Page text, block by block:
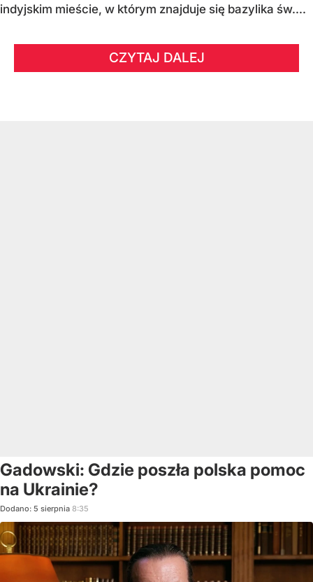
indyjskim mieście, w którym znajduje się bazylika św....
CZYTAJ DALEJ
Gadowski: Gdzie poszła polska pomoc
na Ukrainie?
Dodano: 5 sierpnia 8:35